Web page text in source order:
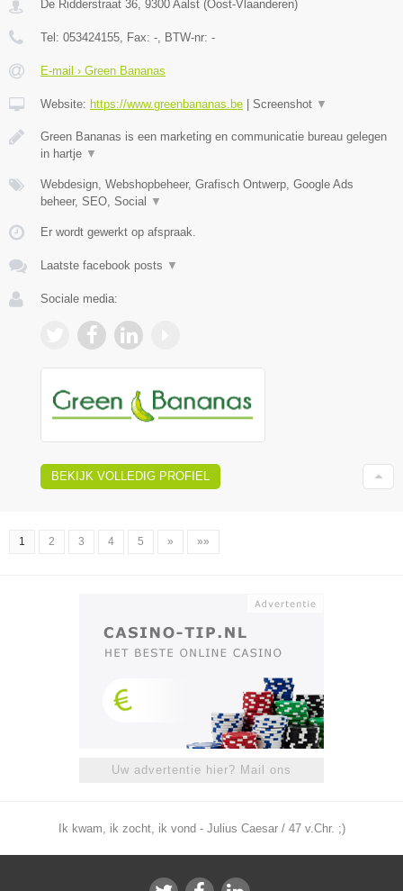
De Ridderstraat 36 9300 Aalst (Oost-Vlaanderen)
Tel: 053424155 , Fax: - , BTW-nr: -
E-mail › Green Bananas
Website: https://www.greenbananas.be Screenshot ▼
Green Bananas is een marketing en communicatie bureau gelegen
in hartje ▼
Webdesign, Webshopbeheer, Grafisch Ontwerp, Google Ads
beheer, SEO, Social
▼
Er wordt gewerkt op afspraak.
Laatste facebook posts ▼
Sociale media:
BEKIJK VOLLEDIG PROFIEL
1 2 3 4 5 » »»
Uw advertentie hier? Mail ons
Ik kwam, ik zocht, ik vond - Julius Caesar / 47 v.Chr. ;)